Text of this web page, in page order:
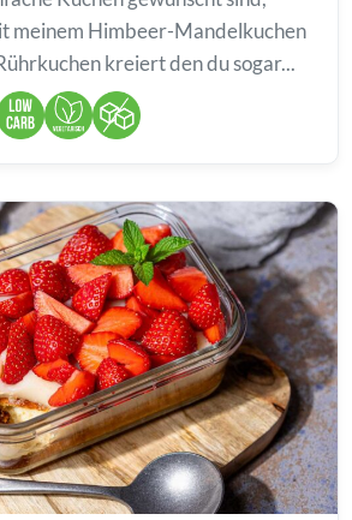
meinem Himbeer-Mandelkuchen
kreiert den du sogar...